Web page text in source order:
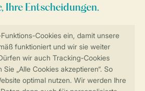
zur Online-Buchung